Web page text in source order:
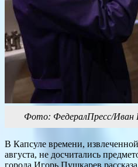
Фото: ФедералПресс/Иван
В Капсуле времени,
августа, не досчитались